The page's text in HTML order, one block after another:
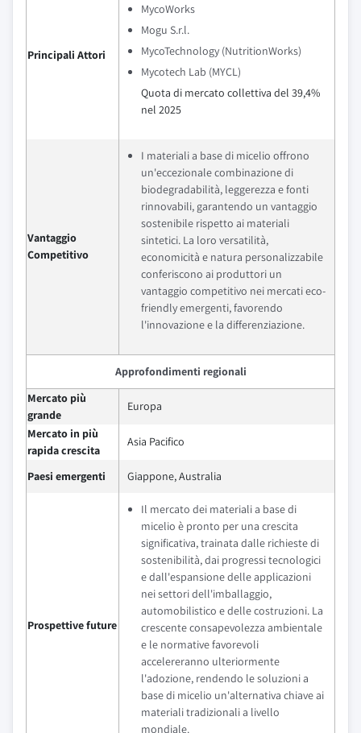
Principali Attori
MycoWorks
Mogu S.r.l.
MycoTechnology (NutritionWorks)
Mycotech Lab (MYCL)
Quota di mercato collettiva del 39,4%
nel 2025
Vantaggio
Competitivo
I materiali a base di micelio offrono
un'eccezionale combinazione di
biodegradabilità, leggerezza e fonti
rinnovabili, garantendo un vantaggio
sostenibile rispetto ai materiali
sintetici. La loro versatilità,
economicità e natura personalizzabile
conferiscono ai produttori un
vantaggio competitivo nei mercati eco-
friendly emergenti, favorendo
l'innovazione e la differenziazione.
Approfondimenti regionali
Mercato più
grande
Europa
Mercato in più
rapida crescita
Asia Pacifico
Paesi emergenti Giappone, Australia
Prospettive future
Il mercato dei materiali a base di
micelio è pronto per una crescita
significativa, trainata dalle richieste di
sostenibilità, dai progressi tecnologici
e dall'espansione delle applicazioni
nei settori dell'imballaggio,
automobilistico e delle costruzioni. La
crescente consapevolezza ambientale
e le normative favorevoli
accelereranno ulteriormente
l'adozione, rendendo le soluzioni a
base di micelio un'alternativa chiave ai
materiali tradizionali a livello
mondiale.